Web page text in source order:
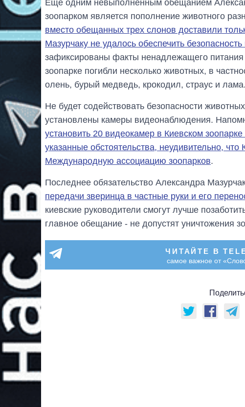
Еще одним невыполненным обещанием
зоопарком является пополнение животного
вместо обещанных трех слонов доставили
Мазурчаку не удалось обеспечить
зафиксированы факты ненадлежащего питания
зоопарке погибли несколько животных, в
олень, бурый медведь, крокодил, страус и лама.
Не будет содействовать безопасности
установлены камеры видеонаблюдения.
установить 20 видеокамер в Киевском
указанные обстоятельства, неудивительно, что
Международную ассоциацию зоопарков.
Последнее обязательство Александра
передачи зверинца в частные руки и его
киевские руководители смогут лучше
главное обещание - не допустят уничтожения
ЧИТАЙТЕ В
самое важное от